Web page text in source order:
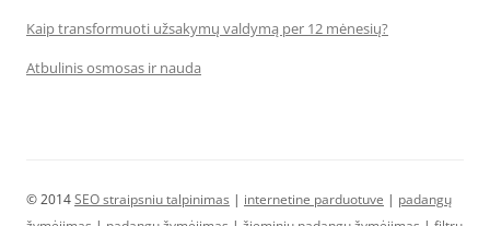
Kaip transformuoti užsakymų valdymą per 12 mėnesių?
Atbulinis osmosas ir nauda
© 2014SEO straipsniu talpinimas | internetine parduotuve | padangų